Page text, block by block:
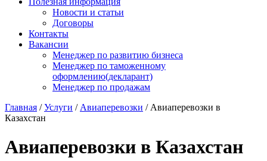
Новости и статьи
Договоры
Контакты
Вакансии
Менеджер по развитию бизнеса
Менеджер по таможенному
оформлению(декларант)
Менеджер по продажам
Главная /Услуги / Авиаперевозки / Авиаперевозки в
Казахстан
Авиаперевозки в Казахстан